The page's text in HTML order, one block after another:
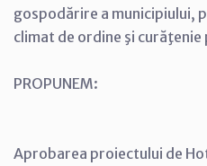
gospodărire a municipiului,
climat de ordine şi
PROPUNEM:
Aprobarea proiectului de